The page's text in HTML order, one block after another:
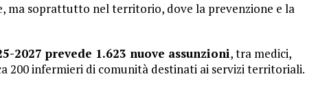
ma soprattutto nel territorio, dove la prevenzione e la
2027 prevede 1.623 nuove assunzioni, tra medici,
200 infermieri di comunità destinati ai servizi territoriali.